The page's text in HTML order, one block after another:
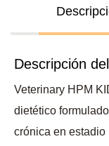
Descripción
Veterinary HPM
dietético
crónica en estadio